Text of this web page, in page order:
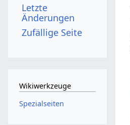
Letzte
Änderungen
Zufällige Seite
Wikiwerkzeuge
Spezialseiten